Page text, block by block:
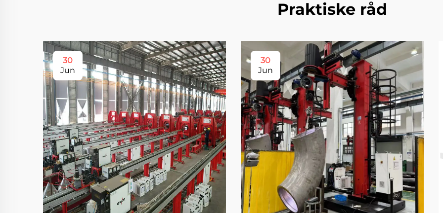
Praktiske råd
30
Jun
30
Jun